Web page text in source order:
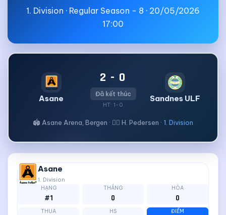
1. Division · Regular Season - 8 · 20/05/2026
17:00
Asane
2 - 0
Đã kết thúc
HT: 1-0
Sandnes ULF
🏟 Asane Arena, Bergen · 🧑‍⚖ H. Pedersen · 1. Division
Asane
1. Division
HẠNG
#1
THẮNG
0
HÒA
0
THUA HS ĐIỂM